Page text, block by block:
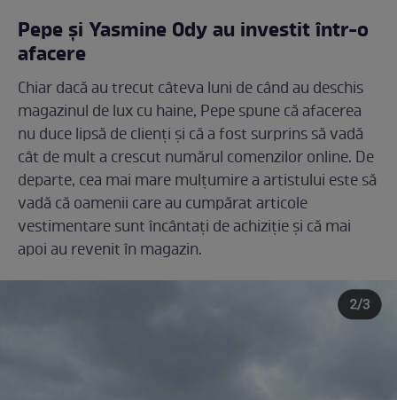
Pepe și Yasmine Ody au investit într-o
afacere
Chiar dacă au trecut câteva luni de când au deschis
magazinul de lux cu haine, Pepe spune că afacerea
nu duce lipsă de clienți și că a fost surprins să vadă
cât de mult a crescut numărul comenzilor online. De
departe, cea mai mare mulțumire a artistului este să
vadă că oamenii care au cumpărat articole
vestimentare sunt încântați de achiziție și că mai
apoi au revenit în magazin.